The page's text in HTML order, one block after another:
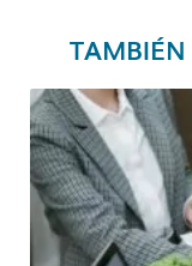
TAMBIÉN